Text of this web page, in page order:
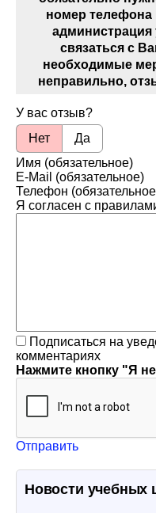
номер телефона
администрация
связаться с
необходимые
неправильно,
У вас отзыв?
Нет
Да
Имя (обязательное)
E-Mail (обязательное)
Телефон
Я согласен с
Подписаться на
комментариях
Нажмите кнопку "Я
Отправить
Новости учебных